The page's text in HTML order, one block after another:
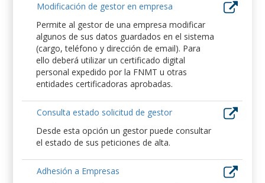
Modificación de gestor en empresa
Permite al gestor de una empresa modificar
algunos de sus datos guardados en el sistema
(cargo, teléfono y dirección de email). Para
ello deberá utilizar un certificado digital
personal expedido por la FNMT u otras
entidades certificadoras aprobadas.
Consulta estado solicitud de gestor
Desde esta opción un gestor puede consultar
el estado de sus peticiones de alta.
Adhesión a Empresas